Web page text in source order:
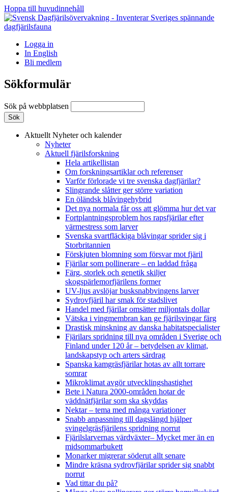
Hoppa till huvudinnehåll
Logga in
In English
Bli medlem
Sökformulär
Sök på webbplatsen
Aktuellt Nyheter och kalender
Nyheter
Aktuell fjärilsforskning
Hela artikellistan
Om forskningsartiklar och referenser
Varför förlorade vi tre svenska dagfjärilar?
Slingrande slåtter ger större variation
En öländsk blåvingehybrid
Det nya normala får oss att glömma hur det var
Fortplantningsproblem hos rapsfjärilar efter
värmestress som larver
Svenska svartfläckiga blåvingar sprider sig i
Storbritannien
Förskjuten blomning som försvar mot fjäril
Fjärilar som pollinerare – en laddad fråga
Färg, storlek och genetik skiljer
skogspärlemorfjärilens former
UV-ljus avslöjar busksnabbvingens larver
Sydrovfjäril har smak för stadslivet
Handel med fjärilar omsätter miljontals dollar
Vätska i vingmembran kan ge fjärilsvingar färg
Drastisk minskning av danska habitatspecialister
Fjärilars spridning till nya områden i Sverige och
Finland under 120 år– betydelsen av klimat,
landskapstyp och arters särdrag
Spanska kamgräsfjärilar hotas av allt torrare
somrar
Mikroklimat avgör utvecklingshastighet
Bete i Natura 2000-områden hotar de
väddnätfjärilar som ska skyddas
Nektar – tema med många variationer
Snabb anpassning till dagslängd hjälper
svingelgräsfjärilens spridning norrut
Fjärilslarvernas värdväxter– Mycket mer än en
midsommarbukett
Monarker migrerar söderut allt senare
Mindre kräsna sydrovfjärilar sprider sig snabbt
norrut
Vad tittar du på?